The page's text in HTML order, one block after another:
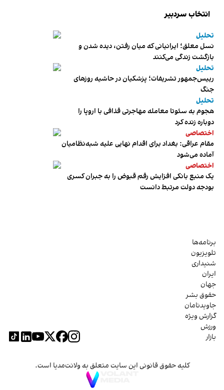
انتخاب سردبیر
تحلیل
نسل معلق؛ ایرانیانی که میان رفتن، دیده شدن و
بازگشت زندگی می‌کنند
تحلیل
رییس‌جمهور تشریفات؛ پزشکیان در حاشیه روزهای
جنگ
تحلیل
هجوم به سئوتا معامله مهاجرتی قذافی با اروپا را
دوباره زنده کرد
اختصاصی
مقام عراقی: بغداد برای اقدام نهایی علیه شبه‌نظامیان
آماده می‌شود
اختصاصی
یک منبع بانکی افزایش رقم قبوض را به جبران کسری
بودجه دولت مرتبط دانست
برنامه‌ها
تلویزیون
شنیداری
ایران
جهان
حقوق بشر
جاویدنامان
گزارش ویژه
ورزش
بازار
کلیه حقوق قانونی این سایت متعلق به ولانت‌مدیا است.